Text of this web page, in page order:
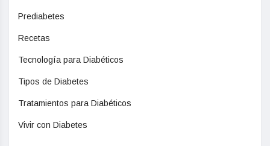
Prediabetes
Recetas
Tecnología para Diabéticos
Tipos de Diabetes
Tratamientos para Diabéticos
Vivir con Diabetes